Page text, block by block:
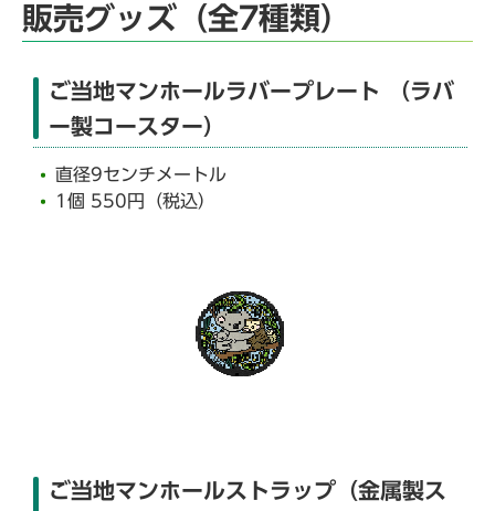
販売グッズ（全7種類）
ご当地マンホールラバープレート （ラバ
ー製コースター）
直径9センチメートル
1個 550円（税込）
ご当地マンホールストラップ（金属製ス